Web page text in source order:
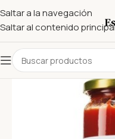
Saltar a la navegación
Saltar al contenido